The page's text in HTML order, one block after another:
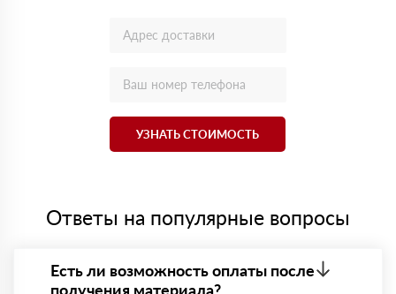
УЗНАТЬ СТОИМОСТЬ
Ответы на популярные вопросы
Есть ли возможность оплаты после
получения материала?